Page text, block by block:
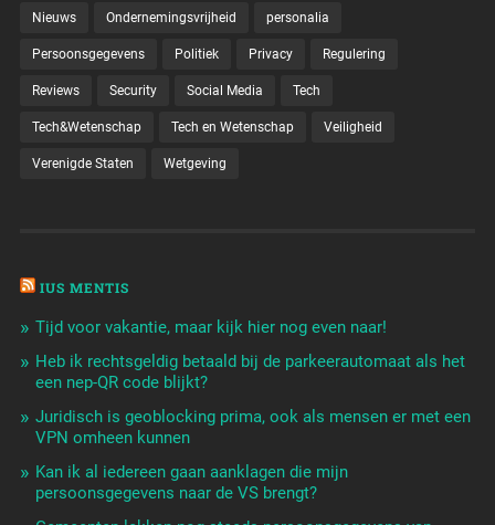
Nieuws Ondernemingsvrijheid personalia
Persoonsgegevens Politiek Privacy Regulering
Reviews Security Social Media Tech
Tech&Wetenschap Tech en Wetenschap Veiligheid
Verenigde Staten Wetgeving
IUS MENTIS
Tijd voor vakantie, maar kijk hier nog even naar!
Heb ik rechtsgeldig betaald bij de parkeerautomaat als het
een nep-QR code blijkt?
Juridisch is geoblocking prima, ook als mensen er met een
VPN omheen kunnen
Kan ik al iedereen gaan aanklagen die mijn
persoonsgegevens naar de VS brengt?